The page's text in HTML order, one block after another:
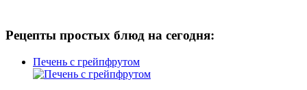
Рецепты простых блюд на сегодня:
Печень с грейпфрутом